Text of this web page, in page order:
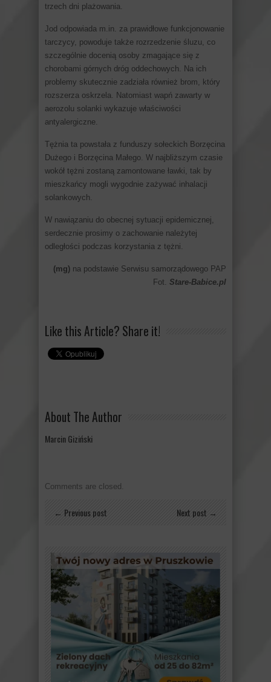
trzech dni plażowania.
Jod odpowiada m.in. za prawidłowe funkcjonowanie
tarczycy, powoduje także rozrzedzenie śluzu, co
szczególnie docenią osoby zmagające się z
chorobami górnych dróg oddechowych. Na ich
problemy skutecznie zadziała również brom, który
rozszerza oskrzela. Natomiast wapń zawarty w
aerozolu solanki wykazuje właściwości
antyalergiczne.
Tężnia ta powstała z funduszy sołeckich Borzęcina
Dużego i Borzęcina Małego. W najbliższym czasie
wokół tężni zostaną zamontowane ławki, tak by
mieszkańcy mogli wygodnie zażywać inhalacji
solankowych.
W nawiązaniu do obecnej sytuacji epidemicznej,
serdecznie prosimy o zachowanie należytej
odległości podczas korzystania z tężni.
(mg) na podstawie Serwisu samorządowego PAP
Fot. Stare-Babice.pl
Like this Article? Share it!
About The Author
Marcin Giziński
Comments are closed.
← Previous post Next post →